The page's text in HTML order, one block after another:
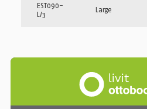
EST090-
L/3
Large